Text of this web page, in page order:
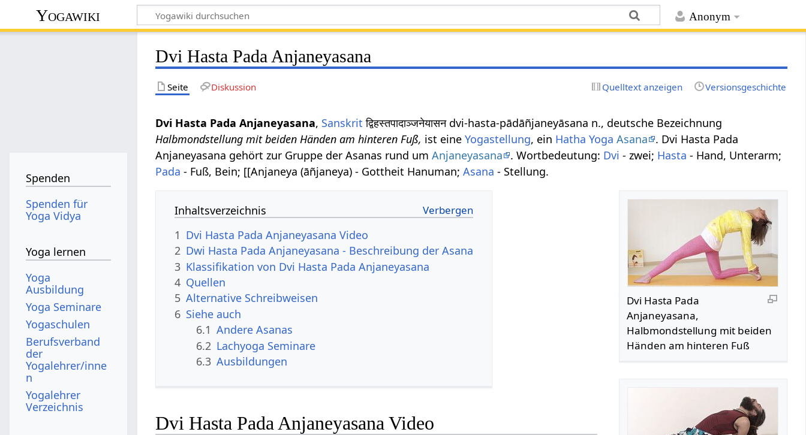
Anonym
Yogawiki
Dvi Hasta Pada Anjaneyasana
Seite Diskussion Quelltext anzeigen Versionsgeschichte
Dvi Hasta Pada Anjaneyasana, Sanskrit द्विहस्तपादाञ्जनेयासन dvi-hasta-pādāñjaneyāsana n., deutsche Bezeichnung
Halbmondstellung mit beiden Händen am hinteren Fuß, ist eineYogastellung, ein Hatha Yoga Asana
. Dvi Hasta Pada
Anjaneyasana gehört zur Gruppe der Asanas rund umAnjaneyasana . Wortbedeutung: Dvi - zwei; Hasta - Hand, Unterarm;
Pada - Fuß, Bein; [[Anjaneya (āñjaneya) - Gottheit Hanuman;Asana - Stellung.
Dvi Hasta Pada
Anjaneyasana,
Halbmondstellung mit beiden
Händen am hinteren Fuß
Inhaltsverzeichnis
1 Dvi Hasta Pada Anjaneyasana Video
2 Dwi Hasta Pada Anjaneyasana - Beschreibung der Asana
3 Klassifikation von Dvi Hasta Pada Anjaneyasana
4 Quellen
5 Alternative Schreibweisen
6 Siehe auch
6.1 Andere Asanas
6.2 Lachyoga Seminare
6.3 Ausbildungen
Dvi Hasta Pada Anjaneyasana Video
Spenden
Spenden für
Yoga Vidya
Yoga lernen
Yoga
Ausbildung
Yoga Seminare
Yogaschulen
Berufsverband
der
Yogalehrer/inne
n
Yogalehrer
Verzeichnis